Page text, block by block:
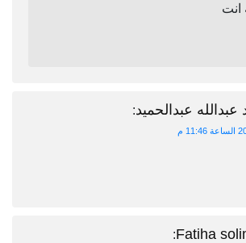
عبدالله عبدالحميد:
Fatiha
: